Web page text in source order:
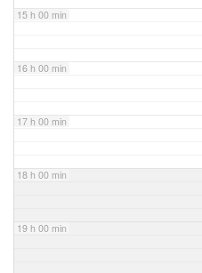
15 h 00 min
16 h 00 min
17 h 00 min
18 h 00 min
19 h 00 min